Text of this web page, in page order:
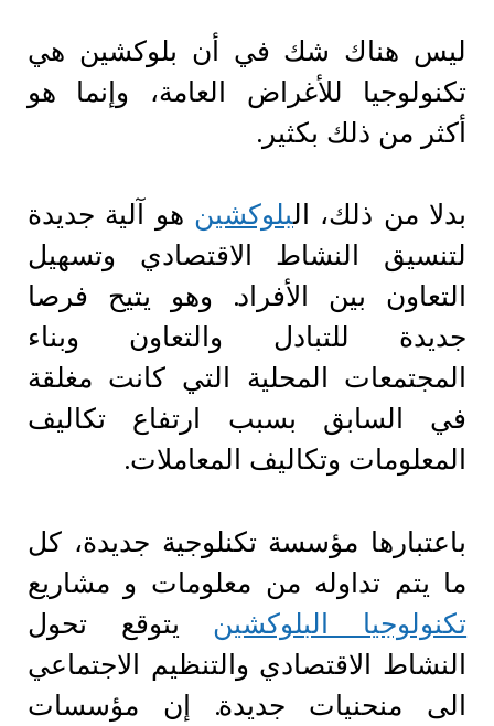
ليس هناك شك في أن بلوكشين هي
تكنولوجيا للأغراض العامة، وإنما هو
أكثر من ذلك بكثير.
بدلا من ذلك، البلوكشين هو آلية جديدة
لتنسيق النشاط الاقتصادي وتسهيل
التعاون بين الأفراد. وهو يتيح فرصا
جديدة للتبادل والتعاون وبناء
المجتمعات المحلية التي كانت مغلقة
في السابق بسبب ارتفاع تكاليف
المعلومات وتكاليف المعاملات.
باعتبارها مؤسسة تكنلوجية جديدة، كل
ما يتم تداوله من معلومات و مشاريع
تكنولوجيا البلوكشين يتوقع تحول
النشاط الاقتصادي والتنظيم الاجتماعي
الى منحنيات جديدة. إن مؤسسات